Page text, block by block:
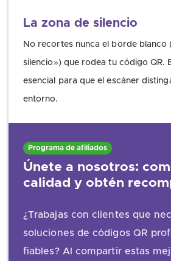
La zona de silencio
No recortes nunca el borde blanco
silencio») que rodea tu código QR.
esencial para que el escáner
entorno.
Programa de afiliados
Únete a nosotros:
calidad y obtén
¿Trabajas con clientes que
soluciones de códigos QR
fiables? Al compartir estas